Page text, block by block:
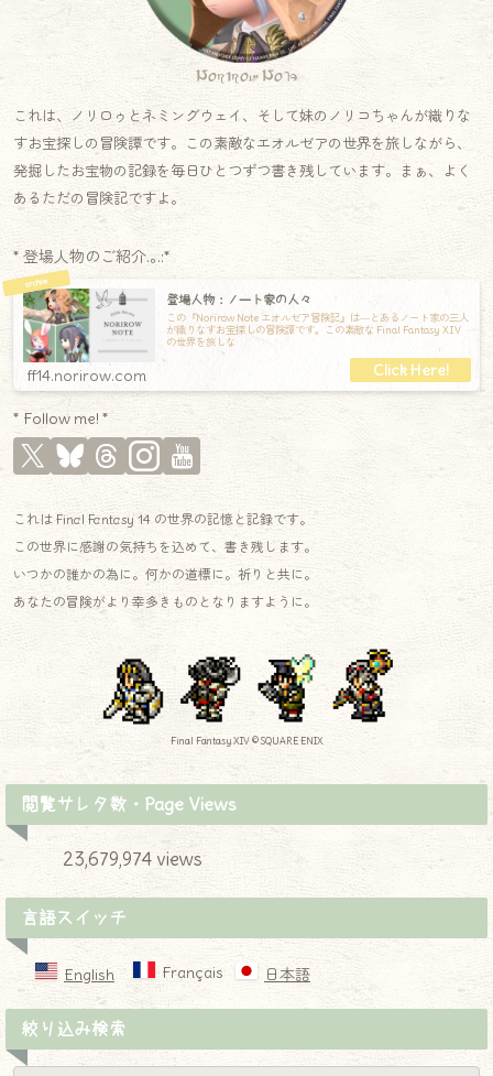
Norirow Note
これは、ノリロゥとネミングウェイ、そして妹のノリコちゃんが織りな
すお宝探しの冒険譚です。この素敵なエオルゼアの世界を旅しながら、
発掘したお宝物の記録を毎日ひとつずつ書き残しています。まぁ、よく
あるただの冒険記ですよ。
* 登場人物のご紹介.｡.:*
登場人物：ノート家の人々
この『Norirow Note エオルゼア冒険記』は―とあるノート家の三人
が織りなすお宝探しの冒険譚です。この素敵な Final Fantasy XIV
の世界を旅しな
ff14.norirow.com
* Follow me! *
これは Final Fantasy 14 の世界の記憶と記録です。
この世界に感謝の気持ちを込めて、書き残します。
いつかの誰かの為に。何かの道標に。祈りと共に。
あなたの冒険がより幸多きものとなりますように。
Final Fantasy XIV © SQUARE ENIX
閲覧サレタ数・Page Views
23,679,974 views
言語スイッチ
English Français 日本語
絞り込み検索